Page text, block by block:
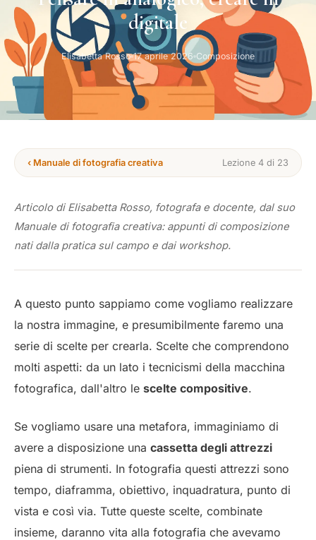
digitale
Elisabetta Rosso 17 aprile 2026 Composizione
‹ Manuale di fotografia creativa Lezione 4 di 23
Articolo di Elisabetta Rosso, fotografa e docente, dal suo
Manuale di fotografia creativa: appunti di composizione
nati dalla pratica sul campo e dai workshop.
A questo punto sappiamo come vogliamo realizzare
la nostra immagine, e presumibilmente faremo una
serie di scelte per crearla. Scelte che comprendono
molti aspetti: da un lato i tecnicismi della macchina
fotografica, dall'altro le scelte compositive.
Se vogliamo usare una metafora, immaginiamo di
avere a disposizione una cassetta degli attrezzi
piena di strumenti. In fotografia questi attrezzi sono
tempo, diaframma, obiettivo, inquadratura, punto di
vista e così via. Tutte queste scelte, combinate
insieme, daranno vita alla fotografia che avevamo